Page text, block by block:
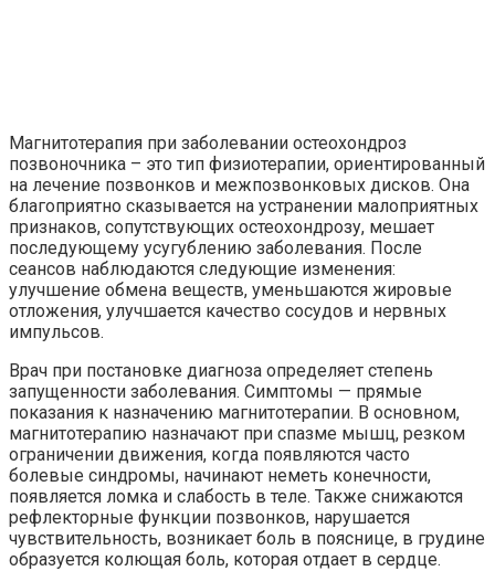
Магнитотерапия при заболевании остеохондроз
позвоночника – это тип физиотерапии, ориентированный
на лечение позвонков и межпозвонковых дисков. Она
благоприятно сказывается на устранении малоприятных
признаков, сопутствующих остеохондрозу, мешает
последующему усугублению заболевания. После
сеансов наблюдаются следующие изменения:
улучшение обмена веществ, уменьшаются жировые
отложения, улучшается качество сосудов и нервных
импульсов.
Врач при постановке диагноза определяет степень
запущенности заболевания. Симптомы — прямые
показания к назначению магнитотерапии. В основном,
магнитотерапию назначают при спазме мышц, резком
ограничении движения, когда появляются часто
болевые синдромы, начинают неметь конечности,
появляется ломка и слабость в теле. Также снижаются
рефлекторные функции позвонков, нарушается
чувствительность, возникает боль в пояснице, в грудине
образуется колющая боль, которая отдает в сердце.